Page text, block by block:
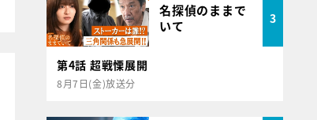
名探偵のままで
いて
3
第4話 超戦慄展開
8月7日(金)放送分